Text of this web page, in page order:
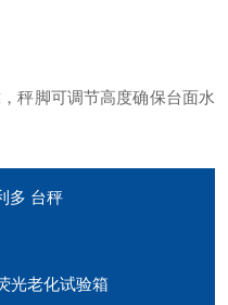
秤脚可调节高度确保台面水
多 台秤
光老化试验箱